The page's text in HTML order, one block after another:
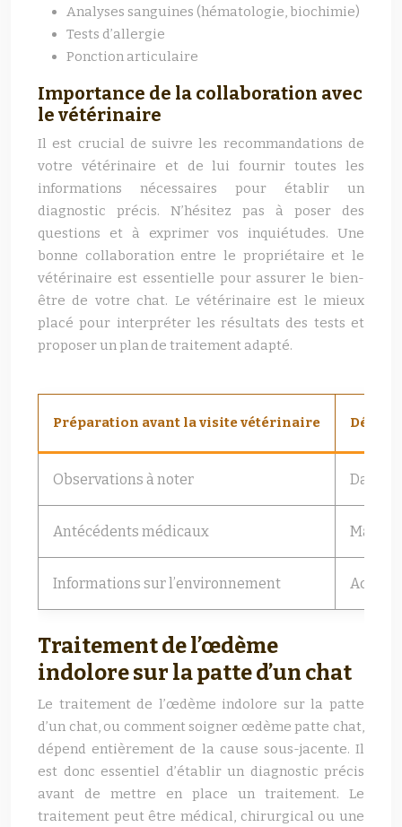
Analyses sanguines (hématologie, biochimie)
Tests d’allergie
Ponction articulaire
Importance de la collaboration avec
le vétérinaire
Il est crucial de suivre les recommandations de
votre vétérinaire et de lui fournir toutes les
informations nécessaires pour établir un
diagnostic précis. N’hésitez pas à poser des
questions et à exprimer vos inquiétudes. Une
bonne collaboration entre le propriétaire et le
vétérinaire est essentielle pour assurer le bien-
être de votre chat. Le vétérinaire est le mieux
placé pour interpréter les résultats des tests et
proposer un plan de traitement adapté.
Préparation avant la visite vétérinaire Détails
Observations à noter Date
Antécédents médicaux
Informations sur l’environnement Accès
Traitement de l’œdème
indolore sur la patte d’un chat
Le traitement de l’œdème indolore sur la patte
d’un chat, ou comment soigner œdème patte chat,
dépend entièrement de la cause sous-jacente. Il
est donc essentiel d’établir un diagnostic précis
avant de mettre en place un traitement. Le
traitement peut être médical, chirurgical ou une